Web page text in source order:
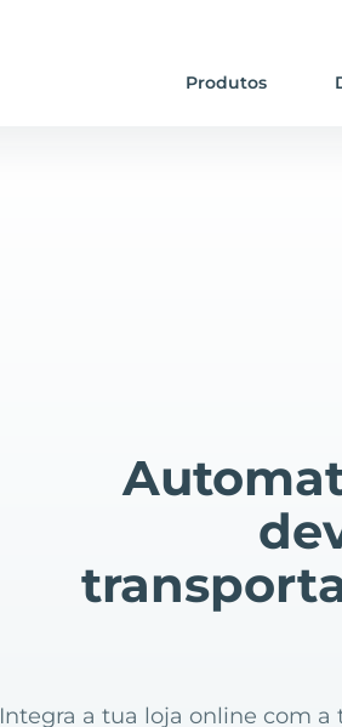
Produtos
Integra a tua loja online com